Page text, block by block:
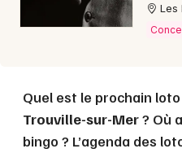
Je
Les
Quel est le prochain
Trouville-sur-Mer? Où
bingo ? L’agenda des